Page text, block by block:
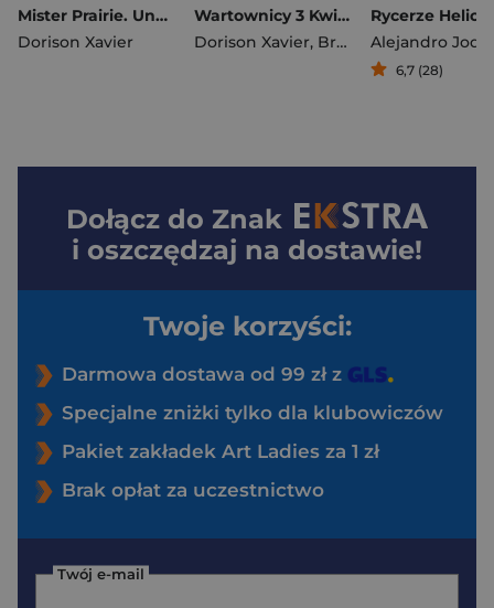
Mister Prairie. Undertaker. Tom (okładka A)
Dorison Xavier
Wartownicy 3 Kwiecień 1915 Ypres
Dorison Xavier, Breccia Enrique
6,7 (28)
Dołącz do Znak
i oszczędzaj na dostawie!
Twoje korzyści:
Darmowa dostawa od 99 zł z
Specjalne zniżki tylko dla klubowiczów
Pakiet zakładek Art Ladies za 1 zł
Brak opłat za uczestnictwo
Twój e-mail